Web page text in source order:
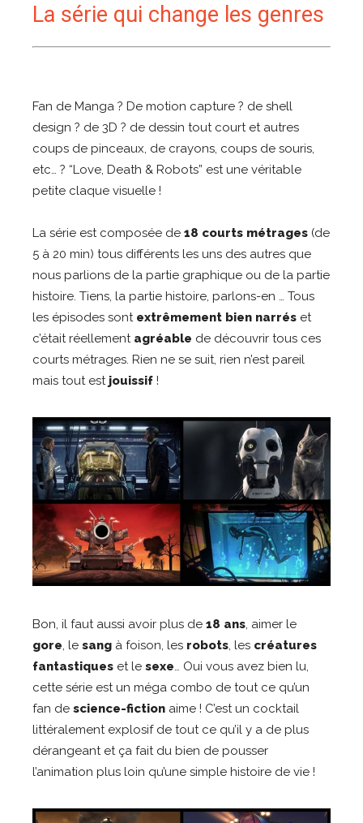
La série qui change les genres
Fan de Manga ? De motion capture ? de shell
design ? de 3D ? de dessin tout court et autres
coups de pinceaux, de crayons, coups de souris,
etc… ? “Love, Death & Robots” est une véritable
petite claque visuelle !
La série est composée de 18 courts métrages (de
5 à 20 min) tous différents les uns des autres que
nous parlions de la partie graphique ou de la partie
histoire. Tiens, la partie histoire, parlons-en … Tous
les épisodes sont extrêmement bien narrés et
c’était réellement agréable de découvrir tous ces
courts métrages. Rien ne se suit, rien n’est pareil
mais tout est jouissif !
Bon, il faut aussi avoir plus de 18 ans , aimer le
gore , le sang à foison, les robots , les créatures
fantastiques et le sexe … Oui vous avez bien lu,
cette série est un méga combo de tout ce qu’un
fan de science-fiction aime ! C’est un cocktail
littéralement explosif de tout ce qu’il y a de plus
dérangeant et ça fait du bien de pousser
l’animation plus loin qu’une simple histoire de vie !